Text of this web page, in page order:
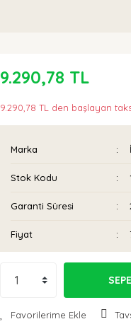
9.290,78 TL
9.290,78 TL den başlayan
Marka
Stok Kodu
Garanti Süresi
Fiyat